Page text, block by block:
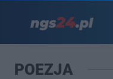
POEZJA